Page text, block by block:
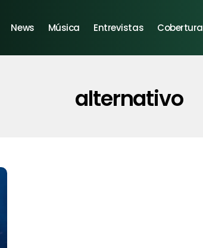
News Música Entrevistas Cobertura
alternativo